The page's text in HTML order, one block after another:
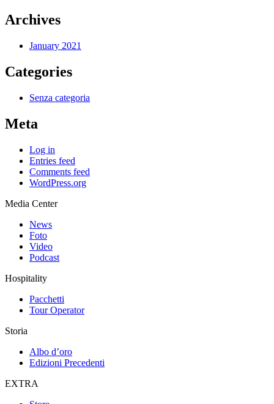
Archives
January 2021
Categories
Senza categoria
Meta
Log in
Entries feed
Comments feed
WordPress.org
Media Center
News
Foto
Video
Podcast
Hospitality
Pacchetti
Tour Operator
Storia
Albo d’oro
Edizioni Precedenti
EXTRA